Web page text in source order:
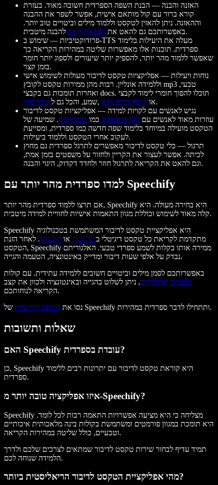
האזנה והבנה — הבנת השפה הספרדית חשובה מאוד. בעזרת
קורא ברור עם קול מותאם אישית, אפשר לשפר את ההבנה
וההאזנה. ניתן להאזין לטקסט וללמוד מילים וביטויים טוב יותר.
באפשרותכם גם להאט את קצב הקריאה
להבנה מיטבית.
פרודוקטיביות — שימוש ב-TTS מעלה את היעילות בלימוד
ספרדית. תוכנות אלו מאפשרות שליטה במהירות הקריאה כך
שאפשר ללמוד מהר יותר, להספיק יותר שיעורים ולספוג יותר חומר
בזמן קצר.
נוחות ויעילות — אפליקציות טקסט לדיבור מעולות לשימוש אישי
וללמידה אונליין. רבות מהן ממירות טקסט לקובץ mp3 טבעי,
ואחרות תומכות גם בקבצי docs. תוכלו להפוך חומרי לימוד לקבצי
שמע, והכל גם לאנדרואיד , iOS או תוסף כרום
.
נגיש לאנשים עם לקויות למידה — אפליקציות טקסט לדיבור
עוזרות מאוד לאנשים עם לקויות למידה כמו דיסלקסיה. שמיעה של
הטקסט מועילה במיוחד בלימוד שפה חדשה כמו ספרדית, ומסייעת
לעקוב אחרי הטקסט וללמוד ביעילות.
תרגול — כלי טקסט לדיבור מאפשרים לתרגל ספרדית גם מחוץ
לכיתה. אפשר לעצור את הקריין ולחזור על משפטים בזמן אמת,
וגם להאט את הקריאה לתרגול חוזר ולחדד דקדוק, היגוי והבנה.
למדו ספרדית מהר יותר עם Speechify
אם תרצו ללמוד ספרדית מהר יותר, Speechify היא בחירה מעולה. היא
קלה מאוד לשימוש וכוללת מגוון התאמות אישיות לחוויית למידה מיטבית.
Speechify היא אפליקציית טקסט לדיבור המשתמשת בטכנולוגיה
מתקדמת לקריאת כל טקסט דיגיטלי בקול גברי או קול נשי. לאחר הזנת
הטקסט, Speechify ממירה אותו בקלות לשמע ספרדי טבעי. האלגוריתם
נבדק על אלפי שעות דיבור ומדייק באינטונציה, הטעמה והגייה.
באפשרותכם לסמן מילים וביטויים חשובים ללמידה עתידית. עם קולות
טבעיים ואיכותיים, ניתן לשלוט בהגייה ובאינטונציה ולכוון את קצב
הקריאה לנוחותכם.
נסו את הגרסה החינמית של Speechify ותתחילו לדבר ספרדית במהירות.
שאלות ותשובות
האם Speechify עובדת בספרדית?
כן, Speechify היא קוראת טקסט לדיבור עם יתרונות רבים ללימוד
ספרדית.
איזו אפליקציה טובה יותר מ-Speechify?
Speechify מצליחה כי היא מציעה אפשרויות התאמה רבות לכל לומד.
היא תומכת במגוון פורמטים ומשתמשת בקולות בינה מלאכותית איכותיים
וטבעיים, כולל שליטה במהירות הקריאה.
תמיד עדיף לבחור שירות טקסט לדיבור שמתאים לצרכים שלכם ולדרך
הלמידה שנוחה לכם.
מהי אפליקציית הטקסט לדיבור הריאליסטית ביותר?